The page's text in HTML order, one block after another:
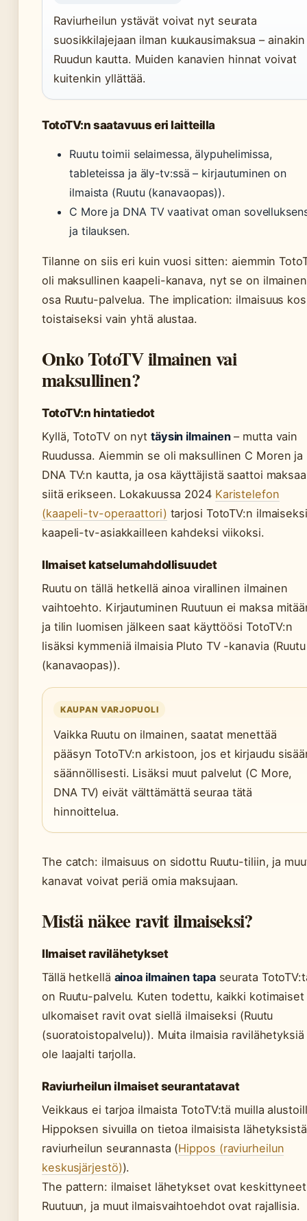
Raviurheilun ystävät voivat nyt seurata
suosikkilajejaan ilman kuukausimaksua – ainakin
Ruudun kautta. Muiden kanavien hinnat voivat
kuitenkin yllättää.
TotoTV:n saatavuus eri laitteilla
Ruutu toimii selaimessa, älypuhelimissa,
tableteissa ja äly-tv:ssä – kirjautuminen on
ilmaista (Ruutu (kanavaopas)).
C More ja DNA TV vaativat oman
ja tilauksen.
Tilanne on siis eri kuin vuosi sitten: aiemmin
oli maksullinen kaapeli-kanava, nyt se on ilmainen
osa Ruutu-palvelua. The implication: ilmaisuus
toistaiseksi vain yhtä alustaa.
Onko TotoTV ilmainen vai
maksullinen?
TotoTV:n hintatiedot
Kyllä, TotoTV on nyt täysin ilmainen– mutta vain
Ruudussa. Aiemmin se oli maksullinen C Moren ja
DNA TV:n kautta, ja osa käyttäjistä saattoi maksaa
siitä erikseen. Lokakuussa 2024 Karistelefon
(kaapeli-tv-operaattori) tarjosi TotoTV:n ilmaiseksi
kaapeli-tv-asiakkailleen kahdeksi viikoksi.
Ilmaiset katselumahdollisuudet
Ruutu on tällä hetkellä ainoa virallinen ilmainen
vaihtoehto. Kirjautuminen Ruutuun ei maksa
ja tilin luomisen jälkeen saat käyttöösi TotoTV:n
lisäksi kymmeniä ilmaisia Pluto TV -kanavia (Ruutu
(kanavaopas)).
KAUPAN VARJOPUOLI
Vaikka Ruutu on ilmainen, saatat menettää
pääsyn TotoTV:n arkistoon, jos et kirjaudu
säännöllisesti. Lisäksi muut palvelut (C More,
DNA TV) eivät välttämättä seuraa tätä
hinnoittelua.
The catch: ilmaisuus on sidottu Ruutu-tiliin, ja
kanavat voivat periä omia maksujaan.
Mistä näkee ravit ilmaiseksi?
Ilmaiset ravilähetykset
Tällä hetkellä ainoa ilmainen tapaseurata
on Ruutu-palvelu. Kuten todettu, kaikki kotimaiset
ulkomaiset ravit ovat siellä ilmaiseksi (Ruutu
(suoratoistopalvelu)). Muita ilmaisia ravilähetyksiä
ole laajalti tarjolla.
Raviurheilun ilmaiset seurantatavat
Veikkaus ei tarjoa ilmaista TotoTV:tä muilla
Hippoksen sivuilla on tietoa ilmaisista
raviurheilun seurannasta (Hippos (raviurheilun
keskusjärjestö)).
The pattern: ilmaiset lähetykset ovat keskittyneet
Ruutuun, ja muut ilmaisvaihtoehdot ovat rajallisia.